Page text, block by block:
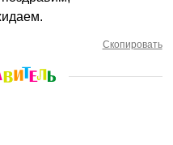
Скопировать